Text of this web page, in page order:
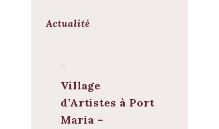
Actualité
Village
d’Artistes à Port
Maria –